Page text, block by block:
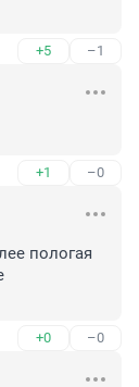
+5 –1
+1 –0
пологая
+0 –0